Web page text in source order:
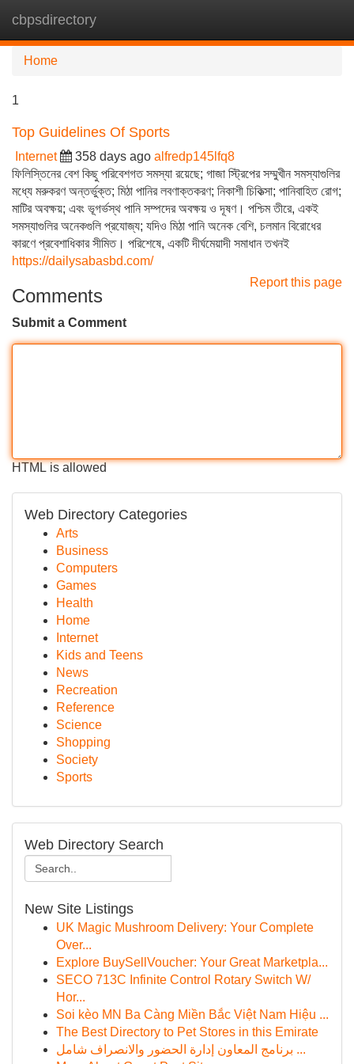
cbpsdirectory
Home
1
Top Guidelines Of Sports
Internet 358 days ago alfredp145lfq8
ফিলিস্তিনের বেশ কিছু পরিবেশগত সমস্যা রয়েছে; গাজা স্ট্রিপের সম্মুখীন সমস্যাগুলির
মধ্যে মরুকরণ অন্তর্ভুক্ত; মিঠা পানির লবণাক্তকরণ; নিকাশী চিকিত্সা; পানিবাহিত রোগ;
মাটির অবক্ষয়; এবং ভূগর্ভস্থ পানি সম্পদের অবক্ষয় ও দূষণ। পশ্চিম তীরে, একই
সমস্যাগুলির অনেকগুলি প্রযোজ্য; যদিও মিঠা পানি অনেক বেশি, চলমান বিরোধের
কারণে প্রবেশাধিকার সীমিত। পরিশেষে, একটি দীর্ঘমেয়াদী সমাধান তখনই
https://dailysabasbd.com/
Report this page
Comments
Submit a Comment
HTML is allowed
Web Directory Categories
Arts
Business
Computers
Games
Health
Home
Internet
Kids and Teens
News
Recreation
Reference
Science
Shopping
Society
Sports
Web Directory Search
New Site Listings
UK Magic Mushroom Delivery: Your Complete
Over...
Explore BuySellVoucher: Your Great Marketpla...
SECO 713C Infinite Control Rotary Switch W/
Hor...
Soi kèo MN Ba Càng Miền Bắc Việt Nam Hiệu ...
The Best Directory to Pet Stores in this Emirate
برنامج المعاون إدارة الحضور والانصراف شامل ...